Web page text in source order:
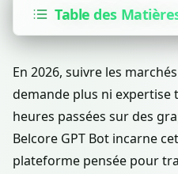
Table des
En 2026, suivre les
demande plus ni expertise
heures passées sur des
Belcore GPT Bot incarne
plateforme pensée pour